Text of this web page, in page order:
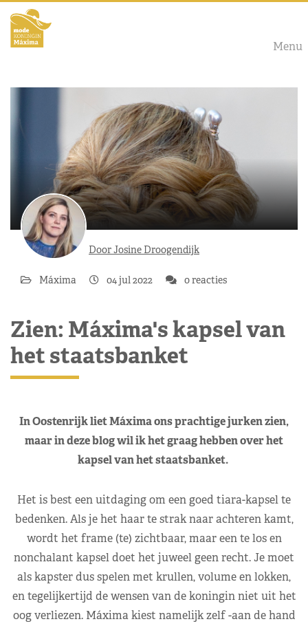
Menu
Door Josine Droogendijk
Máxima 04 jul 2022 0 reacties
Zien: Máxima's kapsel van
het staatsbanket
In Oostenrijk liet Máxima ons prachtige jurken zien,
maar in deze blog wil ik het graag hebben over het
kapsel van het staatsbanket.
Het is best een uitdaging om een goed tiara-kapsel te
bedenken. Als je het haar te strak naar achteren kamt,
wordt het frame (te) zichtbaar, maar een te los en
nonchalant kapsel doet het juweel geen recht. Je moet
als kapster dus spelen met krullen, volume en lokken,
en tegelijkertijd de wensen van de koningin niet uit het
oog verliezen. Máxima kiest namelijk zelf -aan de hand